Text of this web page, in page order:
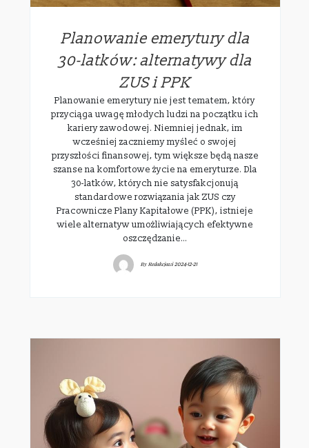
Planowanie emerytury dla
30-latków: alternatywy dla
ZUS i PPK
Planowanie emerytury nie jest tematem, który
przyciąga uwagę młodych ludzi na początku ich
kariery zawodowej. Niemniej jednak, im
wcześniej zaczniemy myśleć o swojej
przyszłości finansowej, tym większe będą nasze
szanse na komfortowe życie na emeryturze. Dla
30-latków, których nie satysfakcjonują
standardowe rozwiązania jak ZUS czy
Pracownicze Plany Kapitałowe (PPK), istnieje
wiele alternatyw umożliwiających efektywne
oszczędzanie…
ByRedakcjawi 2024-12-21